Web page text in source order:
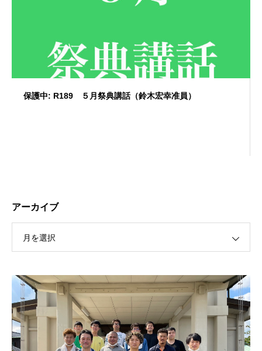
保護中: R189 ５月祭典講話（鈴木宏幸准員）
保護中: R189 ４月祭典講話（太田信弘役員）
アーカイブ
月を選択